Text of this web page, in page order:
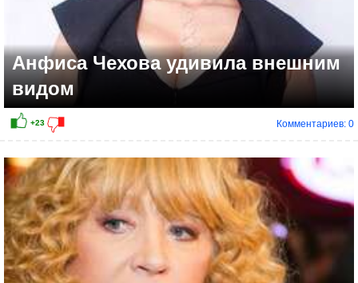
+9
Анфиса Чехова удивила внешним
видом
Комментариев: 0